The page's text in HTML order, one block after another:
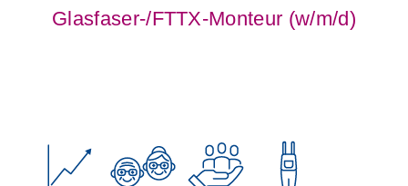
Glasfaser-/FTTX-Monteur (w/m/d)